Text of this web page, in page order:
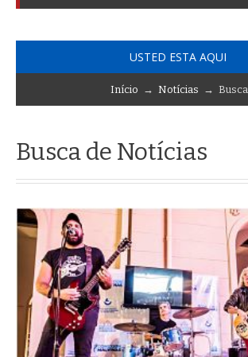
USTED ESTA AQUI
Início → Notícias → Busca
Busca de Notícias